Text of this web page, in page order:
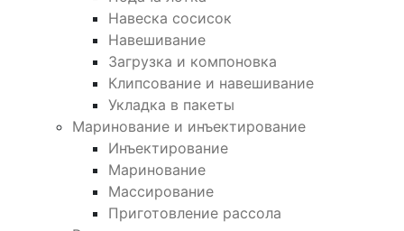
Навеска сосисок
Навешивание
Загрузка и компоновка
Клипсование и навешивание
Укладка в пакеты
Маринование и инъектирование
Инъектирование
Маринование
Массирование
Приготовление рассола